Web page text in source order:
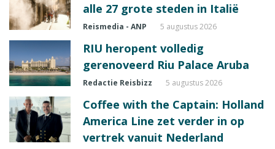
alle 27 grote steden in Italië
Reismedia - ANP 5 augustus 2026
RIU heropent volledig
gerenoveerd Riu Palace Aruba
Redactie Reisbizz 5 augustus 2026
Coffee with the Captain: Holland
America Line zet verder in op
vertrek vanuit Nederland